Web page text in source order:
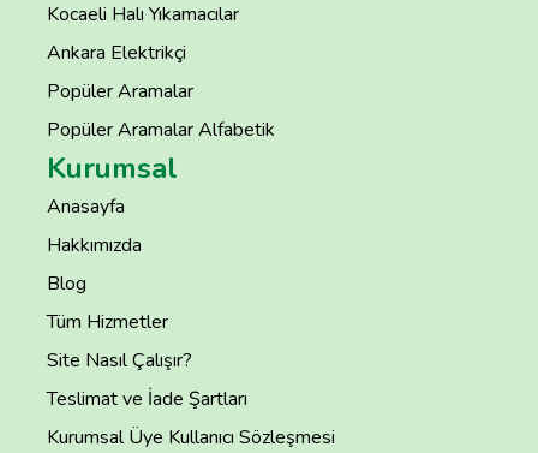
Kocaeli Halı Yıkamacılar
Ankara Elektrikçi
Popüler Aramalar
Popüler Aramalar Alfabetik
Kurumsal
Anasayfa
Hakkımızda
Blog
Tüm Hizmetler
Site Nasıl Çalışır?
Teslimat ve İade Şartları
Kurumsal Üye Kullanıcı Sözleşmesi